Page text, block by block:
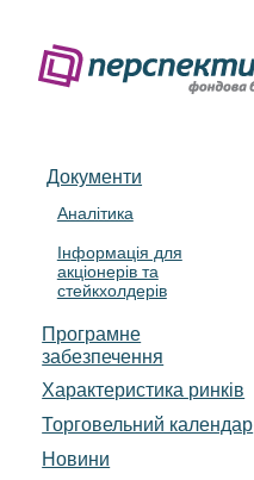
Документи
Аналітика
Інформація для
акціонерів та
стейкхолдерів
Програмне
забезпечення
Характеристика pинків
Торговельний календар
Новини